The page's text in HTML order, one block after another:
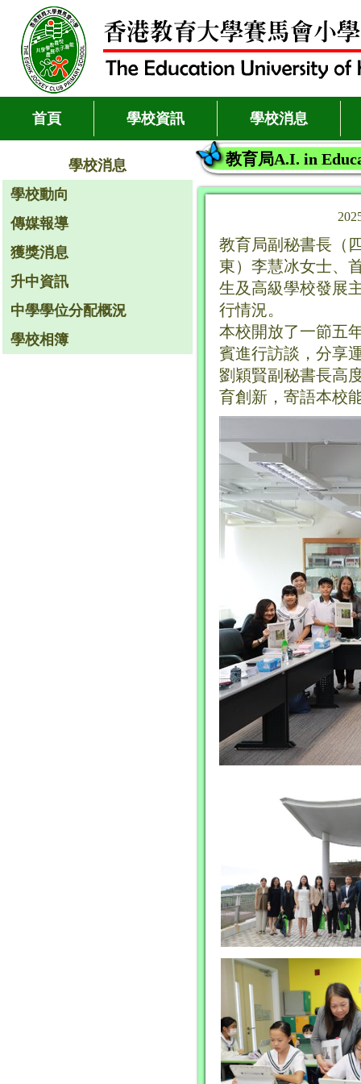
首頁 學校資訊 學校消息
學校消息
學校動向
傳媒報導
獲獎消息
升中資訊
中學學位分配概況
學校相簿
教育局A.I. in
教育局副秘書長（
東）李慧冰女士、
生及高級學校發展
行情況。
本校開放了一節五
賓進行訪談，分享
劉穎賢副秘書長高
育創新，寄語本校